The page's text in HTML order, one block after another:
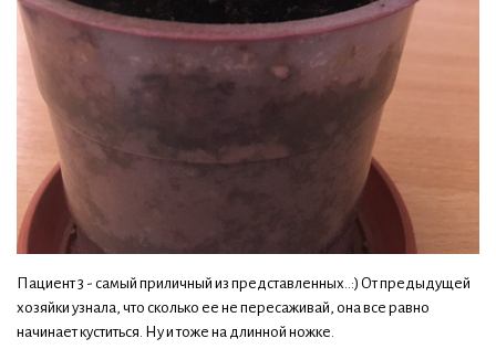
Пациент 3 - самый приличный из представленных..:) От предыдущей
хозяйки узнала, что сколько ее не пересаживай, она все равно
начинает куститься. Ну и тоже на длинной ножке.